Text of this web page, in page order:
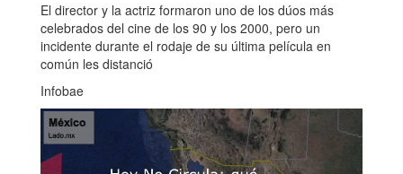
El director y la actriz formaron uno de los dúos más
celebrados del cine de los 90 y los 2000, pero un
incidente durante el rodaje de su última película en
común les distanció
Infobae